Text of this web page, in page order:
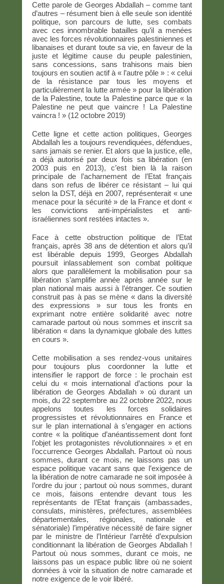
Cette parole de Georges Abdallah – comme tant
d’autres – résument bien à elle seule son identité
politique, son parcours de lutte, ses combats
avec ces innombrable batailles qu’il a menées
avec les forces révolutionnaires palestiniennes et
libanaises et durant toute sa vie, en faveur de la
juste et légitime cause du peuple palestinien,
sans concessions, sans trahisons mais bien
toujours en soutien actif à « l’autre pôle » : « celui
de la résistance par tous les moyens et
particulièrement la lutte armée » pour la libération
de la Palestine, toute la Palestine parce que « la
Palestine ne peut que vaincre ! La Palestine
vaincra ! » (12 octobre 2019)
Cette ligne et cette action politiques, Georges
Abdallah les a toujours revendiquées, défendues,
sans jamais se renier. Et alors que la justice, elle,
a déjà autorisé par deux fois sa libération (en
2003 puis en 2013), c’est bien là la raison
principale de l’acharnement de l’Etat français
dans son refus de libérer ce résistant – lui qui
selon la DST, déjà en 2007, représenterait « une
menace pour la sécurité » de la France et dont «
les convictions anti-impérialistes et anti-
israéliennes sont restées intactes ».
Face à cette obstruction politique de l’Etat
français, après 38 ans de détention et alors qu’il
est libérable depuis 1999, Georges Abdallah
poursuit inlassablement son combat politique
alors que parallèlement la mobilisation pour sa
libération s’amplifie année après année sur le
plan national mais aussi à l’étranger. Ce soutien
construit pas à pas se mène « dans la diversité
des expressions » sur tous les fronts en
exprimant notre entière solidarité avec notre
camarade partout où nous sommes et inscrit sa
libération « dans la dynamique globale des luttes
en cours ».
Cette mobilisation a ses rendez-vous unitaires
pour toujours plus coordonner la lutte et
intensifier le rapport de force : le prochain est
celui du « mois international d’actions pour la
libération de Georges Abdallah » où durant un
mois, du 22 septembre au 22 octobre 2022, nous
appelons toutes les forces solidaires
progressistes et révolutionnaires en France et
sur le plan international à s’engager en actions
contre « la politique d’anéantissement dont font
l’objet les protagonistes révolutionnaires » et en
l’occurrence Georges Abdallah. Partout où nous
sommes, durant ce mois, ne laissons pas un
espace politique vacant sans que l’exigence de
la libération de notre camarade ne soit imposée à
l’ordre du jour ; partout où nous sommes, durant
ce mois, faisons entendre devant tous les
représentants de l’Etat français (ambassades,
consulats, ministères, préfectures, assemblées
départementales, régionales, nationale et
sénatoriale) l’impérative nécessité de faire signer
par le ministre de l’Intérieur l’arrêté d’expulsion
conditionnant la libération de Georges Abdallah !
Partout où nous sommes, durant ce mois, ne
laissons pas un espace public libre où ne soient
données à voir la situation de notre camarade et
notre exigence de le voir libéré.